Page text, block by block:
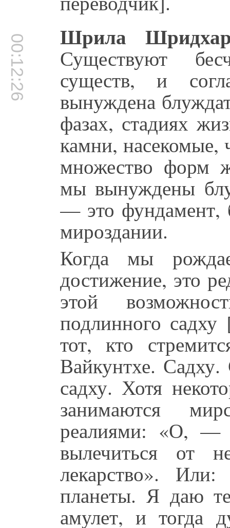
00:12:26 Шрила
Существуют
существ, и
вынуждена
фазах, стадиях
камни,
множество форм
мы вынуждены
— это фундамент,
мироздании.
Когда мы
достижение, это
этой
подлинного
тот, кто
Вайкунтхе.
садху. Хотя
занимаются
реалиями: «О, —
вылечиться от
лекарство».
планеты. Я даю
амулет, и тогда